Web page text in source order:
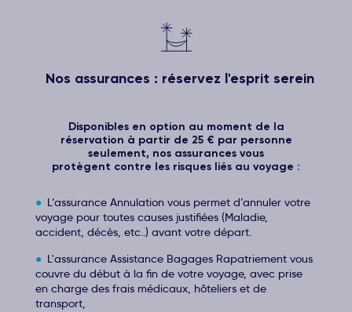
Nos assurances : réservez l'esprit serein
Disponibles en option au moment de la
réservation à partir de 25 € par personne
seulement, nos assurances vous
protègent contre les risques liés au voyage :
L’assurance Annulation vous permet d’annuler votre
voyage pour toutes causes justifiées (Maladie,
accident, décès, etc..) avant votre départ.
L'assurance Assistance Bagages Rapatriement vous
couvre du début à la fin de votre voyage, avec prise
en charge des frais médicaux, hôteliers et de
transport,